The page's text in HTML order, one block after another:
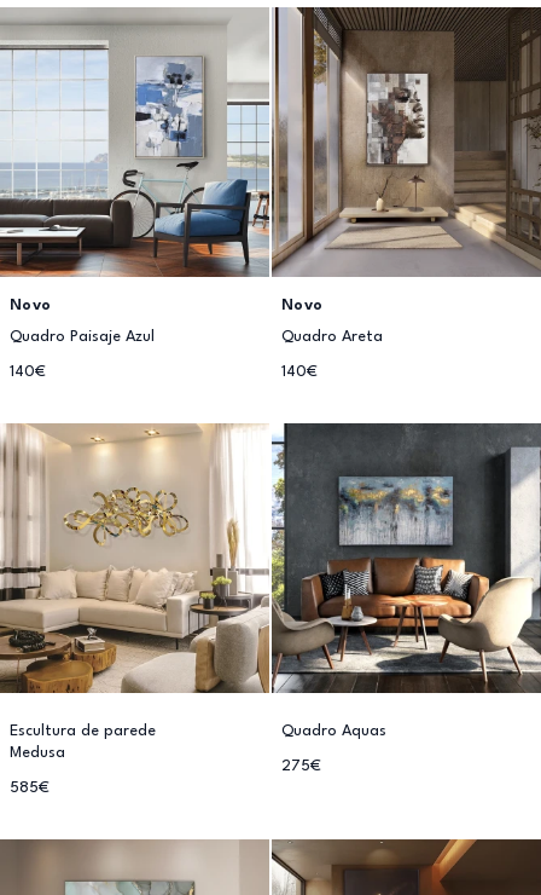
Novo
Quadro Paisaje Azul
140€
Novo
Quadro Areta
140€
Escultura de parede
Medusa
585€
Quadro Aquas
275€